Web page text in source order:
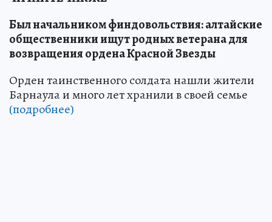
Был начальником финдовольствия: алтайские
общественники ищут родных ветерана для
возвращения ордена Красной Звезды
Орден таинственного солдата нашли жители
Барнаула и много лет хранили в своей семье
(подробнее)